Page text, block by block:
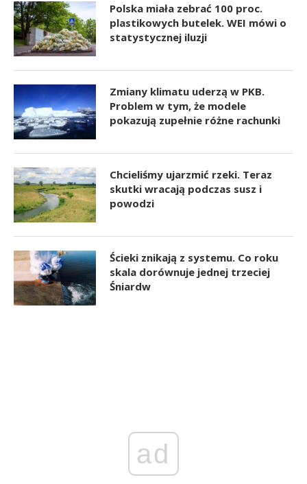
Polska miała zebrać 100 proc.
plastikowych butelek. WEI mówi o
statystycznej iluzji
Zmiany klimatu uderzą w PKB.
Problem w tym, że modele
pokazują zupełnie różne rachunki
Chcieliśmy ujarzmić rzeki. Teraz
skutki wracają podczas susz i
powodzi
Ścieki znikają z systemu. Co roku
skala dorównuje jednej trzeciej
Śniardw
ad